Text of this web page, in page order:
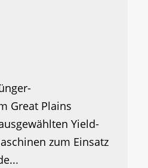
Great Plains
Yield-
zum Einsatz